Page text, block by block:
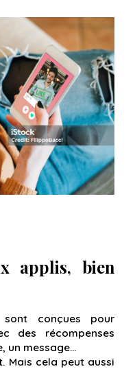
applis, bien
conçues pour
des récompenses
un message…
Mais cela peut aussi